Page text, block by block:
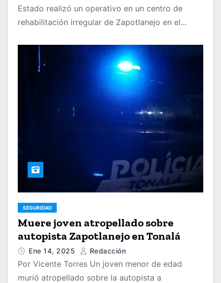
Estado realizó un operativo en un centro de
rehabilitación irregular de Zapotlanejo en el…
SEGURIDAD
Muere joven atropellado sobre
autopista Zapotlanejo en Tonalá
Ene 14, 2025 Redacción
Por Vicente Torres Un joven menor de edad
murió atropellado sobre la autopista a